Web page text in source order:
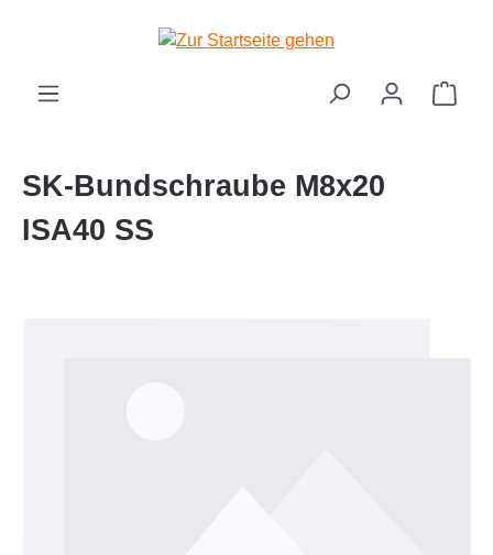
Zum Hauptinhalt springen
SK-Bundschraube M8x20
ISA40 SS